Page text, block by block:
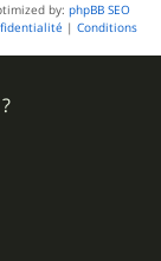
by: phpBB SEO
| Conditions